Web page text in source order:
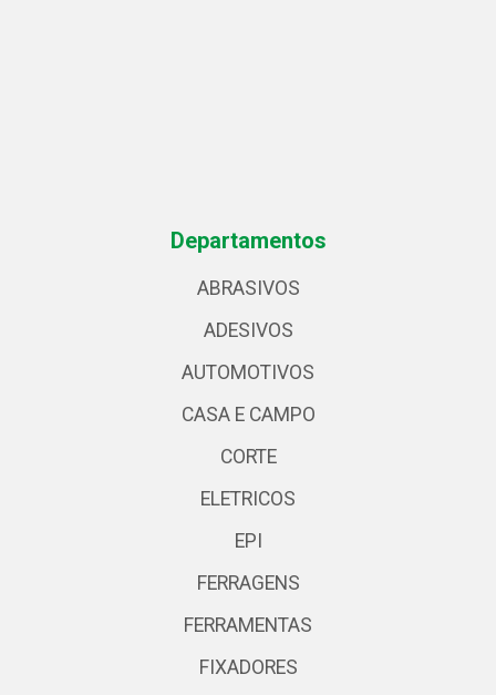
Departamentos
ABRASIVOS
ADESIVOS
AUTOMOTIVOS
CASA E CAMPO
CORTE
ELETRICOS
EPI
FERRAGENS
FERRAMENTAS
FIXADORES